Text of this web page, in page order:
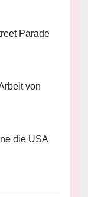
Parade
von
die USA